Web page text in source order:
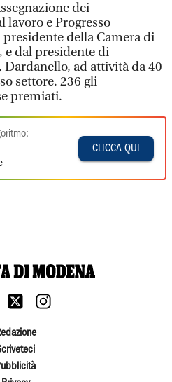
dei
lavoro e Progresso
della Camera di
e dal presidente di
ad attività da 40
settore. 236 gli
premiati.
CLICCA QUI